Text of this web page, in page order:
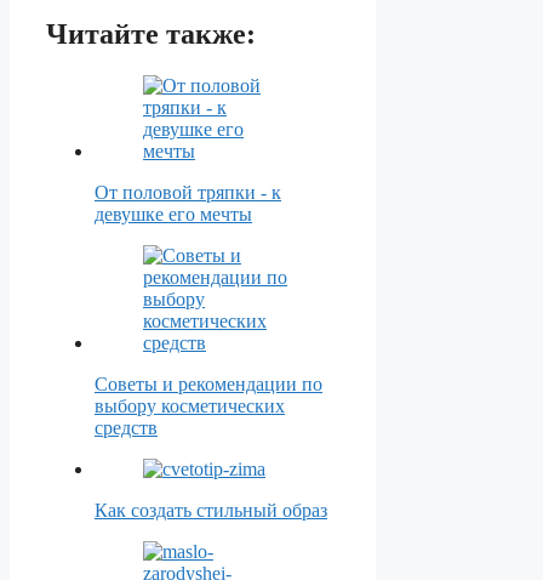
Читайте также:
От половой тряпки - к
девушке его мечты
Советы и рекомендации по
выбору косметических
средств
Как создать стильный образ